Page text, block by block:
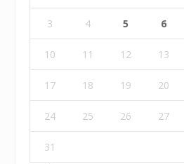
3 4 5 6
10 11 12 13
17 18 19 20
24 25 26 27
31